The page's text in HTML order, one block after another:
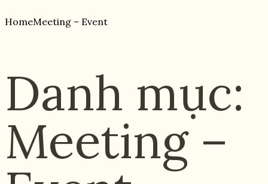
HomeMeeting – Event
Danh mục:
Meeting –